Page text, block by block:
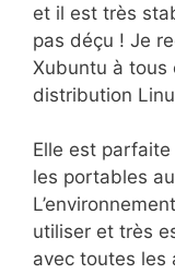
et il est très
pas déçu ! Je
Xubuntu à tous
distribution
Elle est
les portables
utiliser et très
avec toutes les